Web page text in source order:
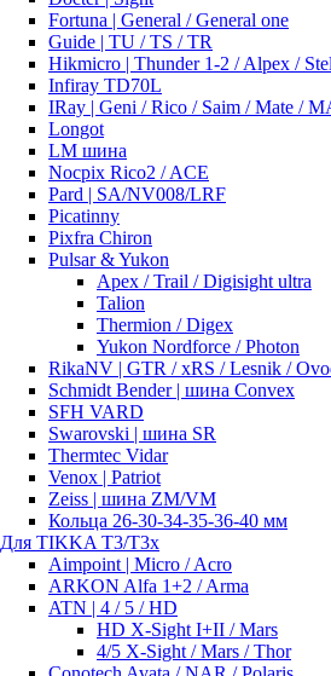
Fortuna | General / General one
Guide | TU / TS / TR
Hikmicro | Thunder 1-2 / Alpex /
Infiray TD70L
IRay | Geni / Rico / Saim / Mate /
Longot
LM шина
Nocpix Rico2 / ACE
Pard | SA/NV008/LRF
Picatinny
Pixfra Chiron
Pulsar & Yukon
Apex / Trail / Digisight ultra
Talion
Thermion / Digex
Yukon Nordforce / Photon
RikaNV | GTR / xRS / Lesnik /
Schmidt Bender | шина Convex
SFH VARD
Swarovski | шина SR
Thermtec Vidar
Venox | Patriot
Zeiss | шина ZM/VM
Кольца 26-30-34-35-36-40 мм
Для TIKKA T3/T3x
Aimpoint | Micro / Acro
ARKON Alfa 1+2 / Arma
ATN | 4 / 5 / HD
HD X-Sight I+II / Mars
4/5 X-Sight / Mars / Thor